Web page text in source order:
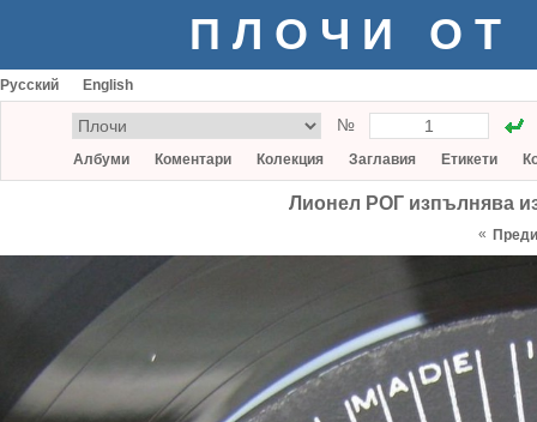
ПЛОЧИ ОТ
Русский English
№
Албуми Коментари Колекция Заглавия Етикети
Лионел РОГ изпълнява
«